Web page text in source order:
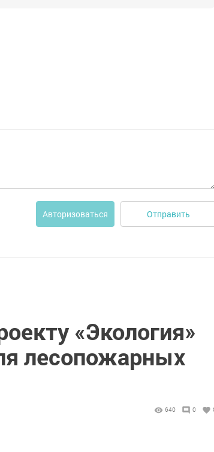
Авторизоваться Отправить
«Экология»
лесопожарных
640 0